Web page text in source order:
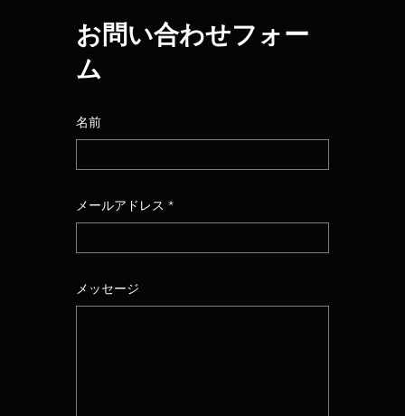
お問い合わせフォー
ム
名前
メールアドレス
メッセージ